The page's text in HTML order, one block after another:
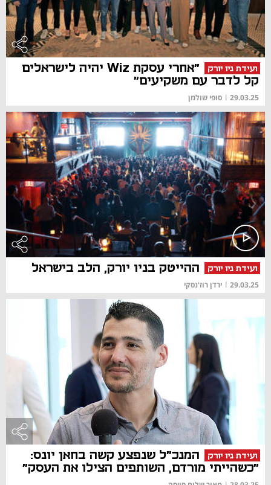
ועידת ניו יורק
"אחרי עסקת Wiz יהיה לישראלים
קל לדבר עם משקיעים"
29.03.25
| סופי שולמן
ועידת ניו יורק ההייטק בניו יורק, הלב בישראל
29.03.25
| ירדן רוז'נסקי
ועידת ניו יורק
המנכ"ל שנפצע קשה בחאן יונס:
"כשהייתי מורדם, השותפים הצילו את העסק"